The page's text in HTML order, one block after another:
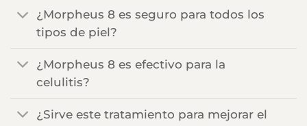
¿Morpheus 8 es seguro para todos los
tipos de piel?
¿Morpheus 8 es efectivo para la
celulitis?
¿Sirve este tratamiento para mejorar el